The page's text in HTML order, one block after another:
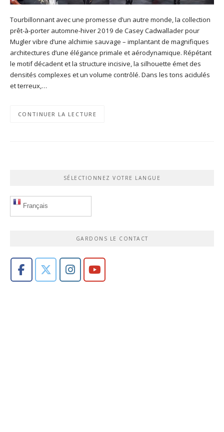
Tourbillonnant avec une promesse d’un autre monde, la collection
prêt-à-porter automne-hiver 2019 de Casey Cadwallader pour
Mugler vibre d’une alchimie sauvage – implantant de magnifiques
architectures d’une élégance primale et aérodynamique. Répétant
le motif décadent et la structure incisive, la silhouette émet des
densités complexes et un volume contrôlé. Dans les tons acidulés
et terreux,…
CONTINUER LA LECTURE
SÉLECTIONNEZ VOTRE LANGUE
Français
GARDONS LE CONTACT